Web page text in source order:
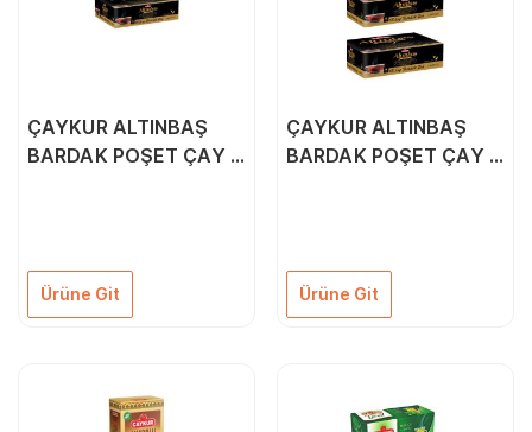
ÇAYKUR ALTINBAŞ
BARDAK POŞET ÇAY 2
Ürüne Git
ÇAYKUR ALTINBAŞ
BARDAK POŞET ÇAY 2
Ürüne Git